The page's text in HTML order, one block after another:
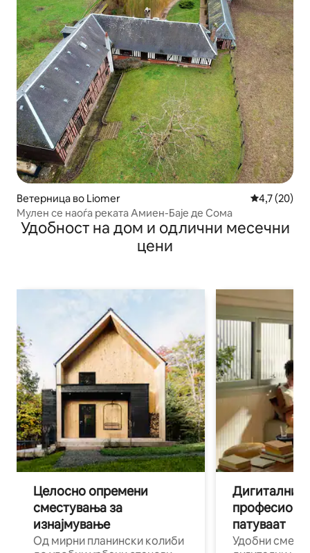
Ветерница во Liomer Просечна
4,7 (20)
Мулен се наоѓа реката Амиен-Баје де Сома
Удобност на дом и одлични месечни
цени
Целосно опремени
сместувања за
изнајмување
Од мирни планински колиби
Дигитални
патуваат
Удобни